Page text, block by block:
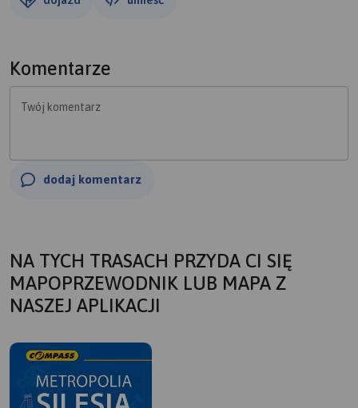
Komentarze
Twój komentarz
dodaj komentarz
NA TYCH TRASACH PRZYDA CI SIĘ
MAPOPRZEWODNIK LUB MAPA Z
NASZEJ APLIKACJI